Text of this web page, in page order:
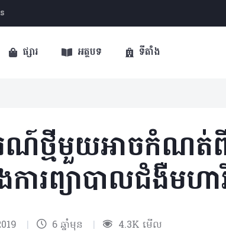
ផ្សារ អត្ថបទ ទីតាំង
ថ្មីមួយអាចកំណត់ពីប្
ការព្យាបាលជំងឺមហា
| 6 ឆ្នាំមុន | 4.3K មើល